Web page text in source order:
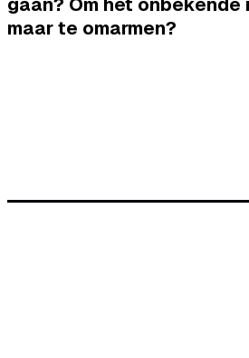
maar te omarmen?